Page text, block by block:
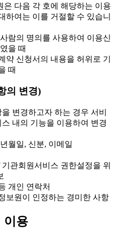
다음 각 호에 해당하는 이용
하여는 이를 거절할 수 있습니
람의 명의를 사용하여 이용신
을 때
약 신청서의 내용을 허위로 기
때
의 변경)
변경하고자 하는 경우 서비
내의 기능을 이용하여 변경
월일, 신분, 이메일
관회원서비스 권한설정을 위
개인 연락처
보원이 인정하는 경미한 사항
이용